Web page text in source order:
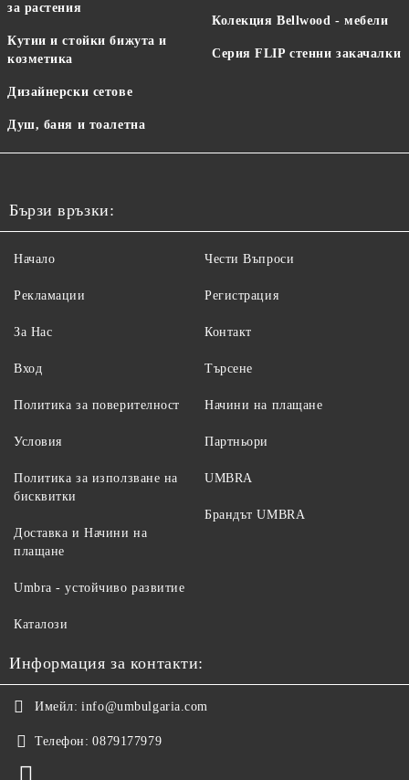
за растения
Кутии и стойки бижута и
козметика
Дизайнерски сетове
Душ, баня и тоалетна
Колекция Bellwood - мебели
Серия FLIP стенни закачалки
Бързи връзки:
Начало
Рекламации
За Нас
Вход
Чести Въпроси
Регистрация
Контакт
Търсене
Политика за поверителност
Условия
Политика за използване на
бисквитки
Доставка и Начини на
плащане
Начини на плащане
Партньори
UMBRA
Брандът UMBRA
Umbra - устойчиво развитие
Каталози
Информация за контакти:
Имейл: info@umbulgaria.com
Телефон: 0879177979